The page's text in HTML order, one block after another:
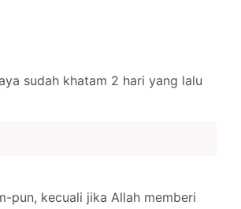
sudah khatam 2 hari yang lalu
pun, kecuali jika Allah memberi